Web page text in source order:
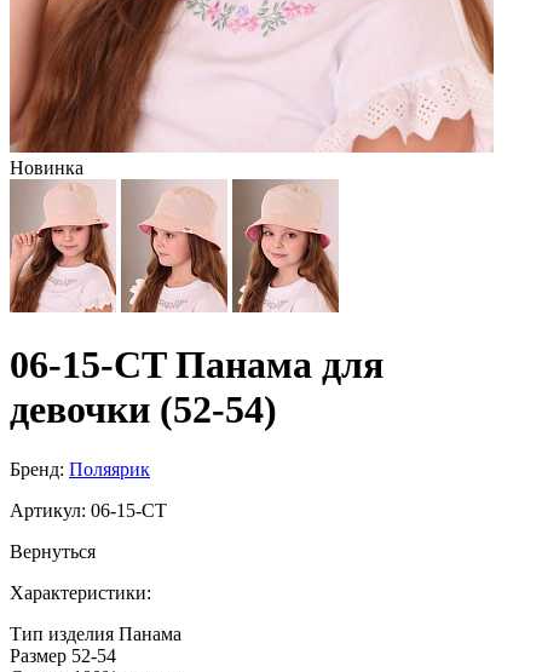
Новинка
06-15-CT Панама для
девочки (52-54)
Бренд: Поляярик
Артикул: 06-15-CT
Вернуться
Характеристики:
Тип изделия Панама
Размер 52-54